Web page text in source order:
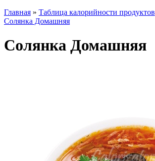
Главная » Таблица калорийности продуктов
Солянка Домашняя
Солянка Домашняя